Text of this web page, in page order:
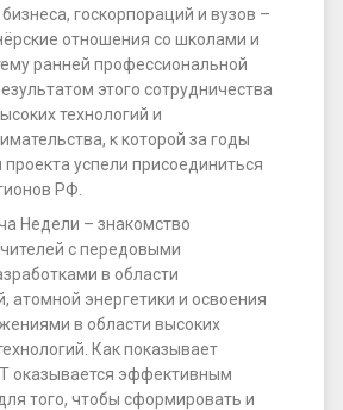
госкорпораций и вузов –
отношения со школами и
ранней профессиональной
этого сотрудничества
технологий и
к которой за годы
успели присоединиться
РФ.
Недели – знакомство
с передовыми
в области
атомной энергетики и освоения
в области высоких
Как показывает
оказывается эффективным
того, чтобы сформировать и